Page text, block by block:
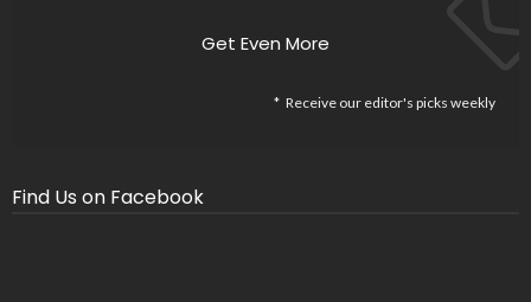
Get Even More
Receive our editor's picks weekly
Find Us on Facebook